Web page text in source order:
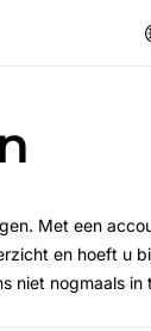
Met een
en hoeft u
niet nogmaals in